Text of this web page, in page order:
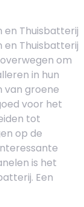
Thuisbatterij
Thuisbatterij
om
in hun
van groene
voor het
tot
op de
is het
Een